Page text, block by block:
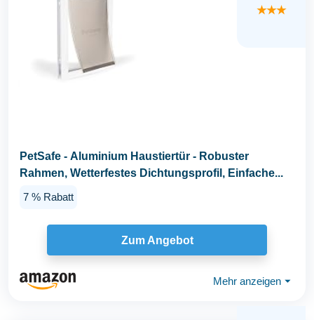
★★★
PetSafe - Aluminium Haustiertür - Robuster
Rahmen, Wetterfestes Dichtungsprofil, Einfache...
7 % Rabatt
Zum Angebot
Mehr anzeigen ⏷